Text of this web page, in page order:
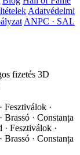
Adatvédelmi
ANPC · SAL
fizetés 3D
Fesztiválok ·
Brassó · Constanța
· Fesztiválok ·
Brassó · Constanța